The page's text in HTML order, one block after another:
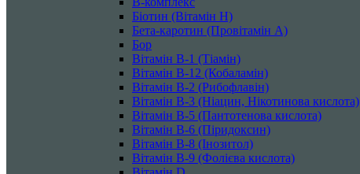
Біотин (Вітамін H)
Бета-каротин (Провітамін А)
Бор
Вітамін B-1 (Тіамін)
Вітамін B-12 (Кобаламін)
Вітамін B-2 (Рибофлавін)
Вітамін B-3 (Ніацин, Нікотинова кислота)
Вітамін B-5 (Пантотенова кислота)
Вітамін B-6 (Піридоксин)
Вітамін B-8 (Інозитол)
Вітамін B-9 (Фолієва кислота)